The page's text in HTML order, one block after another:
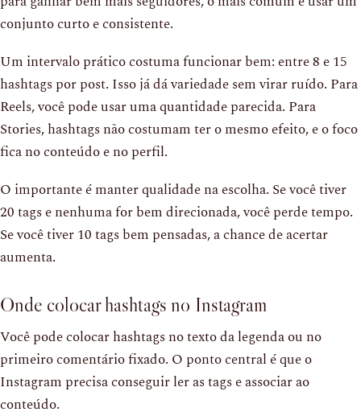
conjunto curto e consistente.
Um intervalo prático costuma funcionar bem: entre 8 e 15
hashtags por post. Isso já dá variedade sem virar ruído. Para
Reels, você pode usar uma quantidade parecida. Para
Stories, hashtags não costumam ter o mesmo efeito, e o foco
fica no conteúdo e no perfil.
O importante é manter qualidade na escolha. Se você tiver
20 tags e nenhuma for bem direcionada, você perde tempo.
Se você tiver 10 tags bem pensadas, a chance de acertar
aumenta.
Onde colocar hashtags no Instagram
Você pode colocar hashtags no texto da legenda ou no
primeiro comentário fixado. O ponto central é que o
Instagram precisa conseguir ler as tags e associar ao
conteúdo.